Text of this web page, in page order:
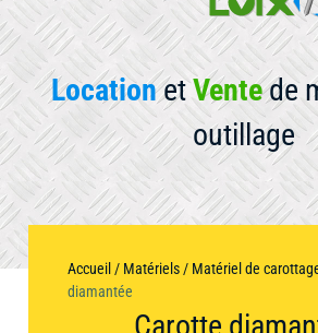
LocationetVentede
outillage
Accueil
propos
Notre
matériel
Accueil / Matériels / Matériel de
diamantée
Carotte